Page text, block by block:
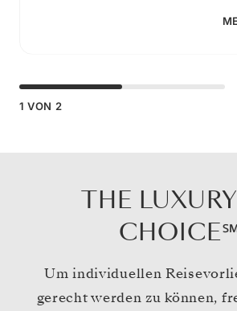
1 VON 2
THE
Um individuellen
gerecht werden zu können,